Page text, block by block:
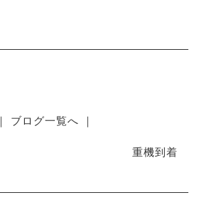
｜ ブログ一覧へ ｜
重機到着